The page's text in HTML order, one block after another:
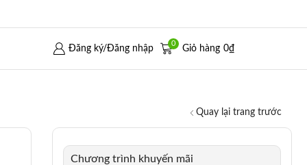
Đăng ký/Đăng nhập
0
Giỏ hàng 0₫
Quay lại trang trước
Chương trình khuyến mãi